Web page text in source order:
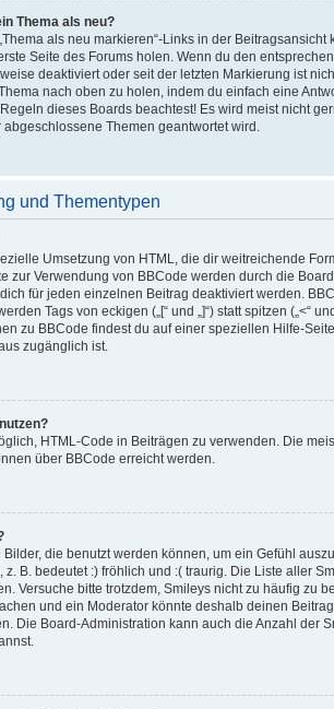
Thema als neu?
als neu markieren“-Links in der
Seite des Forums holen. Wenn du den
deaktiviert oder seit der letzten Markierung ist
nach oben zu holen, indem du einfach eine
dieses Boards beachtest! Es wird meist nicht
Themen geantwortet wird.
und Thementypen
Umsetzung von HTML, die dir weitreichende
zur Verwendung von BBCode werden durch die
für jeden einzelnen Beitrag deaktiviert werden.
Tags von eckigen („[“ und „]“) statt spitzen („<“
zu BBCode findest du auf einer speziellen Hilfe-
zugänglich ist.
HTML-Code in Beiträgen zu verwenden. Die
über BBCode erreicht werden.
die benutzt werden können, um ein Gefühl
z. B. bedeutet :) fröhlich und :( traurig. Die Liste aller
Versuche bitte trotzdem, Smileys nicht zu häufig zu
und ein Moderator könnte deshalb deinen
Die Board-Administration kann auch die Anzahl der